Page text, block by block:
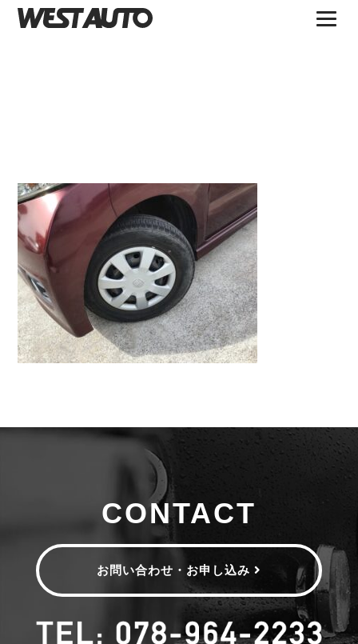
CONTACT
お問い合わせ・お申し込み